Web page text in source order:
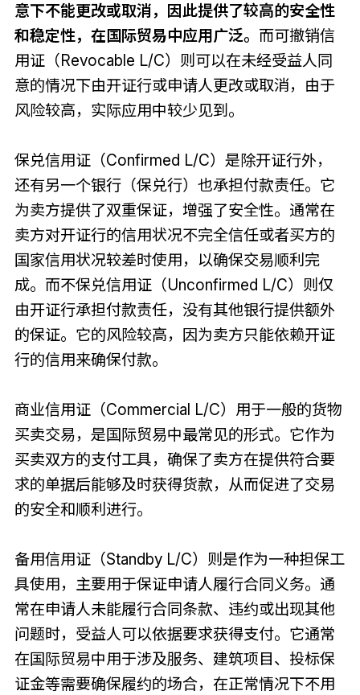
意下不能更改或取消，因此提供了较高的安全性
和稳定性，在国际贸易中应用广泛。 而可撤销信
用证（Revocable L/C）则可以在未经受益人同
意的情况下由开证行或申请人更改或取消，由于
风险较高，实际应用中较少见到。
保兑信用证（Confirmed L/C）是除开证行外，
还有另一个银行（保兑行）也承担付款责任。它
为卖方提供了双重保证，增强了安全性。通常在
卖方对开证行的信用状况不完全信任或者买方的
国家信用状况较差时使用，以确保交易顺利完
成。而不保兑信用证（Unconfirmed L/C）则仅
由开证行承担付款责任，没有其他银行提供额外
的保证。它的风险较高，因为卖方只能依赖开证
行的信用来确保付款。
商业信用证（Commercial L/C）用于一般的货物
买卖交易，是国际贸易中最常见的形式。它作为
买卖双方的支付工具，确保了卖方在提供符合要
求的单据后能够及时获得货款，从而促进了交易
的安全和顺利进行。
备用信用证（Standby L/C）则是作为一种担保工
具使用，主要用于保证申请人履行合同义务。通
常在申请人未能履行合同条款、违约或出现其他
问题时，受益人可以依据要求获得支付。它通常
在国际贸易中用于涉及服务、建筑项目、投标保
证金等需要确保履约的场合，在正常情况下不用